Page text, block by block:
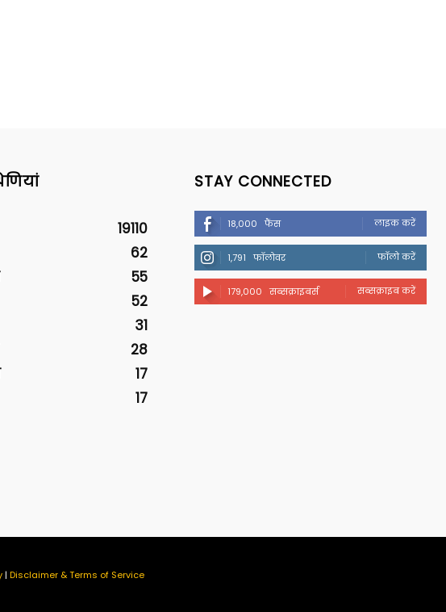
19110
62
55
52
31
28
17
17
STAY CONNECTED
18,000 फैंस लाइक करें
1,791 फॉलोवर फॉलो करें
179,000 सब्सक्राइबर्स सब्सक्राइब करें
| Disclaimer & Terms of Service